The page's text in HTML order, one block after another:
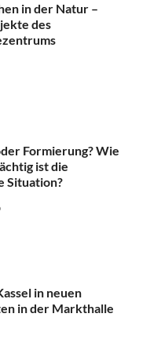
in der Natur –
des
Formierung? Wie
ist die
Situation?
in neuen
in der Markthalle